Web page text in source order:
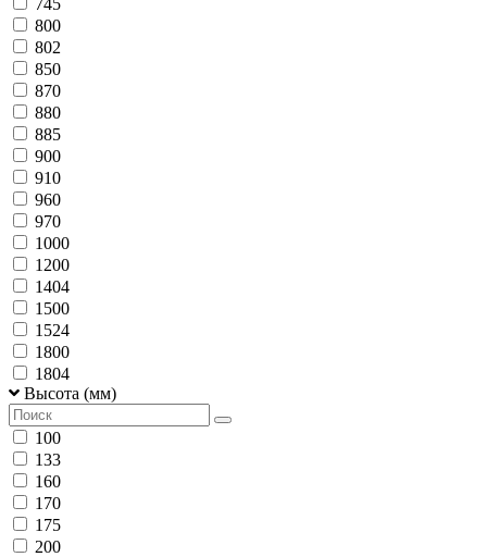
800
802
850
870
880
885
900
910
960
970
1000
1200
1404
1500
1524
1800
1804
Высота (мм)
100
133
160
170
175
200